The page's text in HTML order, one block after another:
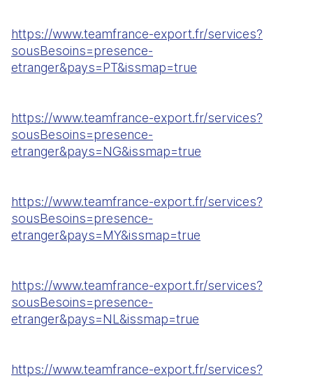
https://www.teamfrance-export.fr/services?
sousBesoins=presence-
etranger&pays=PT&issmap=true
https://www.teamfrance-export.fr/services?
sousBesoins=presence-
etranger&pays=NG&issmap=true
https://www.teamfrance-export.fr/services?
sousBesoins=presence-
etranger&pays=MY&issmap=true
https://www.teamfrance-export.fr/services?
sousBesoins=presence-
etranger&pays=NL&issmap=true
https://www.teamfrance-export.fr/services?